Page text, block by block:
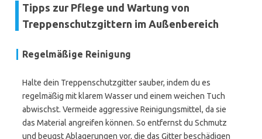
Tipps zur Pflege und Wartung von
Treppenschutzgittern im Außenbereich
Regelmäßige Reinigung
Halte dein Treppenschutzgitter sauber, indem du es
regelmäßig mit klarem Wasser und einem weichen Tuch
abwischst. Vermeide aggressive Reinigungsmittel, da sie
das Material angreifen können. So entfernst du Schmutz
und beugst Ablagerungen vor, die das Gitter beschädigen